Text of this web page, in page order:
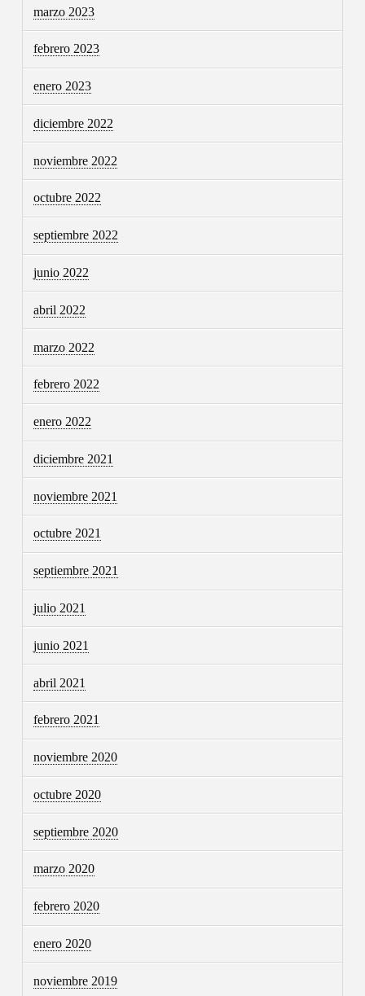
marzo 2023
febrero 2023
enero 2023
diciembre 2022
noviembre 2022
octubre 2022
septiembre 2022
junio 2022
abril 2022
marzo 2022
febrero 2022
enero 2022
diciembre 2021
noviembre 2021
octubre 2021
septiembre 2021
julio 2021
junio 2021
abril 2021
febrero 2021
noviembre 2020
octubre 2020
septiembre 2020
marzo 2020
febrero 2020
enero 2020
noviembre 2019